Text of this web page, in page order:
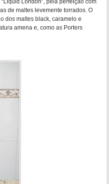
London”, pela perfeição com
de maltes levemente torrados. O
dos maltes black, caramelo e
amena e, como as Porters